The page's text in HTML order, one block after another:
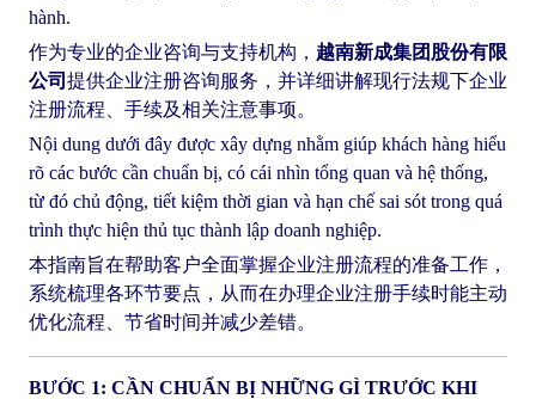
hành.
作为专业的企业咨询与支持机构， 越南新成集团股份有限
公司 提供企业注册咨询服务，并详细讲解现行法规下企业
注册流程、手续及相关注意事项。
Nội dung dưới đây được xây dựng nhằm giúp khách hàng hiểu
rõ các bước cần chuẩn bị, có cái nhìn tổng quan và hệ thống,
từ đó chủ động, tiết kiệm thời gian và hạn chế sai sót trong quá
trình thực hiện thủ tục thành lập doanh nghiệp.
本指南旨在帮助客户全面掌握企业注册流程的准备工作，
系统梳理各环节要点，从而在办理企业注册手续时能主动
优化流程、节省时间并减少差错。
BƯỚC 1: CẦN CHUẨN BỊ NHỮNG GÌ TRƯỚC KHI